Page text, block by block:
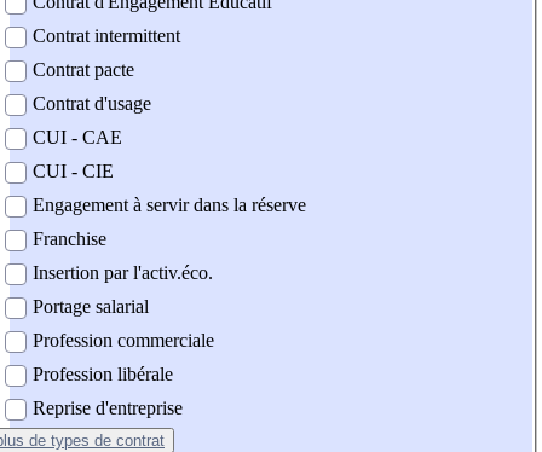
Contrat intermittent
Contrat pacte
Contrat d'usage
CUI - CAE
CUI - CIE
Engagement à servir dans la réserve
Franchise
Insertion par l'activ.éco.
Portage salarial
Profession commerciale
Profession libérale
Reprise d'entreprise
de types de contrat